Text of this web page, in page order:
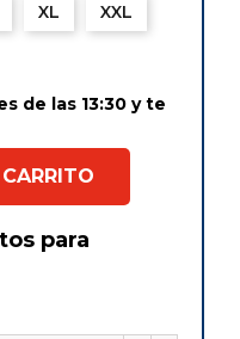
XL XXL
de las 13:30 y te
para